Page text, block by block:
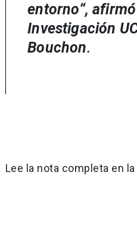
entorno“,
Investigación
Bouchon.
Lee la nota completa en